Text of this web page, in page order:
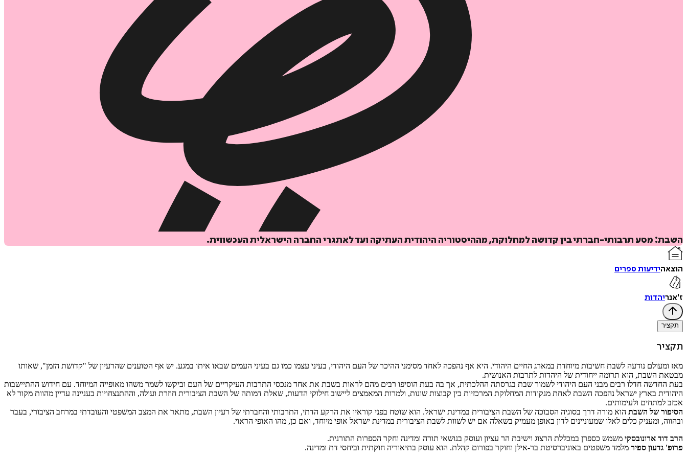
השבת: מסע תרבותי-חברתי בין קדושה למחלוקת, מההיסטוריה היהודית העתיקה ועד לאתגרי החברה הישראלית העכשווית.
הוצאהידיעות ספרים
ז'אנריהדות
תקציר
תקציר
מאז ומעולם נודעה לשבת חשיבות מיוחדת במארג החיים היהודי. היא אף נהפכה לאחד מסימני ההיכר של העם היהודי, בעיני עצמו כמו גם בעיני העמים שבאו איתו במגע. יש אף הטוענים שהרעיון של "קדושת הזמן", שאותו
מבטאת השבת, הוא תרומה ייחודית של היהדות לתרבות האנושית.
בעת החדשה חדלו רבים מבני העם היהודי לשמור שבת בגרסתה ההלכתית, אך בה בעת הוסיפו רבים מהם לראות בשבת את אחד מנכסי התרבות העיקריים של העם וביקשו לשמר משהו מאופייה המיוחד. עם חידוש ההתיישבות
היהודית בארץ ישראל נהפכה השבת לאחת מנקודות המחלוקת המרכזיות בין קבוצות שונות, ולמרות המאמצים ליישוב חילוקי הדעות, שאלת דמותה של השבת הציבורית חוזרת ועולה, וההתנצחויות בעניינה עדיין מהוות מקור לא
אכזב למתחים ולעימותים.
הסיפור של השבת הוא מורה דרך בסוגיה הסבוכה של השבת הציבורית במדינת ישראל. הוא שוטח בפני קוראיו את הרקע הדתי, התרבותי והחברתי של רעיון השבת, מתאר את המצב המשפטי והעובדתי במרחב הציבורי, בעבר
ובהווה, ומעניק כלים לאלו שמעוניינים לדון באופן מעמיק בשאלה אם יש לשוות לשבת הציבורית במדינת ישראל אופי מיוחד, ואם כן, מהו האופי הראוי.
הרב דוד ארונובסקי משמש כספרן במכללת הרצוג וישיבת הר עציון ועוסק בנושאי תורה ומדינה וחקר הספרות התורנית.
פרופ' גדעון ספיר מלמד משפטים באוניברסיטת בר-אילן וחוקר בפורום קהלת. הוא עוסק בתיאוריה חוקתית וביחסי דת ומדינה.